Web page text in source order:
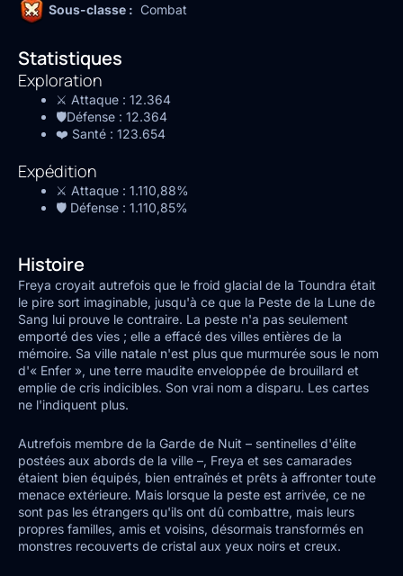
Sous-classe : Combat
Statistiques
Exploration
⚔️ Attaque : 12.364
🛡️Défense : 12.364
❤️ Santé : 123.654
Expédition
⚔️ Attaque : 1.110,88%
🛡️ Défense : 1.110,85%
Histoire
Freya croyait autrefois que le froid glacial de la Toundra était
le pire sort imaginable, jusqu'à ce que la Peste de la Lune de
Sang lui prouve le contraire. La peste n'a pas seulement
emporté des vies ; elle a effacé des villes entières de la
mémoire. Sa ville natale n'est plus que murmurée sous le nom
d'« Enfer », une terre maudite enveloppée de brouillard et
emplie de cris indicibles. Son vrai nom a disparu. Les cartes
ne l'indiquent plus.
Autrefois membre de la Garde de Nuit – sentinelles d'élite
postées aux abords de la ville –, Freya et ses camarades
étaient bien équipés, bien entraînés et prêts à affronter toute
menace extérieure. Mais lorsque la peste est arrivée, ce ne
sont pas les étrangers qu'ils ont dû combattre, mais leurs
propres familles, amis et voisins, désormais transformés en
monstres recouverts de cristal aux yeux noirs et creux.